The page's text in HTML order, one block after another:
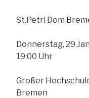
St.Petri Dom
Donnerstag,
19:00 Uhr
Großer
Bremen